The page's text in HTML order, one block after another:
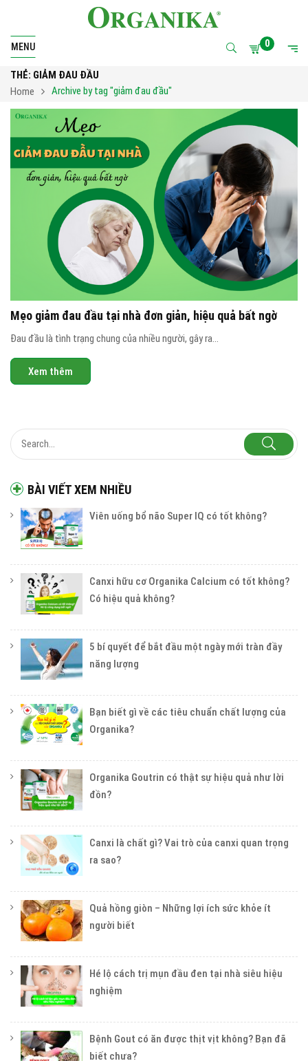
MENU 0
THẺ: GIẢM ĐAU ĐẦU
Home
Archive by tag "giảm đau đầu"
BÀI VIẾT XEM NHIỀU
Viên uống bổ não Super IQ có tốt không?
Canxi hữu cơ Organika Calcium có tốt không?
Có hiệu quả không?
5 bí quyết để bắt đầu một ngày mới tràn đầy
năng lượng
Bạn biết gì về các tiêu chuẩn chất lượng của
Organika?
Organika Goutrin có thật sự hiệu quả như lời
đồn?
Canxi là chất gì? Vai trò của canxi quan trọng
ra sao?
Quả hồng giòn – Những lợi ích sức khỏe ít
người biết
Hé lộ cách trị mụn đầu đen tại nhà siêu hiệu
nghiệm
Bệnh Gout có ăn được thịt vịt không? Bạn đã
biết chưa?
Mẹo giảm đau đầu tại nhà đơn giản, hiệu quả bất ngờ
Đau đầu là tình trạng chung của nhiều người, gây ra...
Xem thêm